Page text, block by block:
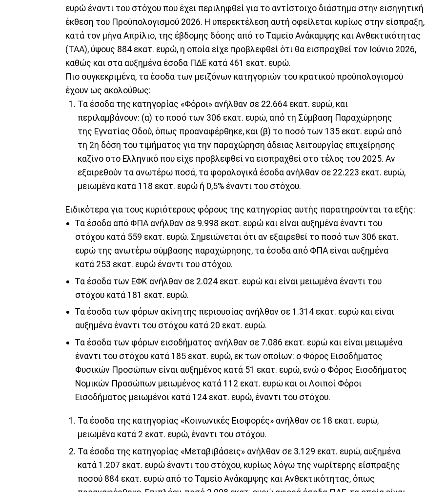
ευρώ έναντι του στόχου που έχει περιληφθεί για το αντίστοιχο διάστημα στην εισηγητική
έκθεση του Προϋπολογισμού 2026. Η υπερεκτέλεση αυτή οφείλεται κυρίως στην είσπραξη,
κατά τον μήνα Απρίλιο, της έβδομης δόσης από το Ταμείο Ανάκαμψης και Ανθεκτικότητας
(ΤΑΑ), ύψους 884 εκατ. ευρώ, η οποία είχε προβλεφθεί ότι θα εισπραχθεί τον Ιούνιο 2026,
καθώς και στα αυξημένα έσοδα ΠΔΕ κατά 461 εκατ. ευρώ.
Πιο συγκεκριμένα, τα έσοδα των μειζόνων κατηγοριών του κρατικού προϋπολογισμού
έχουν ως ακολούθως:
Τα έσοδα της κατηγορίας «Φόροι» ανήλθαν σε 22.664 εκατ. ευρώ, και
περιλαμβάνουν: (α) το ποσό των 306 εκατ. ευρώ, από τη Σύμβαση Παραχώρησης
της Εγνατίας Οδού, όπως προαναφέρθηκε, και (β) το ποσό των 135 εκατ. ευρώ από
τη 2η δόση του τιμήματος για την παραχώρηση άδειας λειτουργίας επιχείρησης
καζίνο στο Ελληνικό που είχε προβλεφθεί να εισπραχθεί στο τέλος του 2025. Αν
εξαιρεθούν τα ανωτέρω ποσά, τα φορολογικά έσοδα ανήλθαν σε 22.223 εκατ. ευρώ,
μειωμένα κατά 118 εκατ. ευρώ ή 0,5% έναντι του στόχου.
Ειδικότερα για τους κυριότερους φόρους της κατηγορίας αυτής παρατηρούνται τα εξής:
Τα έσοδα από ΦΠΑ ανήλθαν σε 9.998 εκατ. ευρώ και είναι αυξημένα έναντι του
στόχου κατά 559 εκατ. ευρώ. Σημειώνεται ότι αν εξαιρεθεί το ποσό των 306 εκατ.
ευρώ της ανωτέρω σύμβασης παραχώρησης, τα έσοδα από ΦΠΑ είναι αυξημένα
κατά 253 εκατ. ευρώ έναντι του στόχου.
Τα έσοδα των ΕΦΚ ανήλθαν σε 2.024 εκατ. ευρώ και είναι μειωμένα έναντι του
στόχου κατά 181 εκατ. ευρώ.
Τα έσοδα των φόρων ακίνητης περιουσίας ανήλθαν σε 1.314 εκατ. ευρώ και είναι
αυξημένα έναντι του στόχου κατά 20 εκατ. ευρώ.
Τα έσοδα των φόρων εισοδήματος ανήλθαν σε 7.086 εκατ. ευρώ και είναι μειωμένα
έναντι του στόχου κατά 185 εκατ. ευρώ, εκ των οποίων: ο Φόρος Εισοδήματος
Φυσικών Προσώπων είναι αυξημένος κατά 51 εκατ. ευρώ, ενώ ο Φόρος Εισοδήματος
Νομικών Προσώπων μειωμένος κατά 112 εκατ. ευρώ και οι Λοιποί Φόροι
Εισοδήματος μειωμένοι κατά 124 εκατ. ευρώ, έναντι του στόχου.
Τα έσοδα της κατηγορίας «Κοινωνικές Εισφορές» ανήλθαν σε 18 εκατ. ευρώ,
μειωμένα κατά 2 εκατ. ευρώ, έναντι του στόχου.
Τα έσοδα της κατηγορίας «Μεταβιβάσεις» ανήλθαν σε 3.129 εκατ. ευρώ, αυξημένα
κατά 1.207 εκατ. ευρώ έναντι του στόχου, κυρίως λόγω της νωρίτερης είσπραξης
ποσού 884 εκατ. ευρώ από το Ταμείο Ανάκαμψης και Ανθεκτικότητας, όπως